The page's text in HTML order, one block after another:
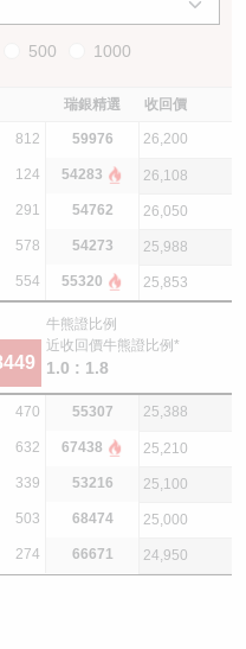
500 1000
瑞銀精選 收回價
812 59976 26,200
124 54283 26,108
291 54762 26,050
578 54273 25,988
554 55320 25,853
牛熊證比例
近收回價牛熊證比例*
1.0 : 1.8
470 55307 25,388
632 67438 25,210
339 53216 25,100
503 68474 25,000
274 66671 24,950